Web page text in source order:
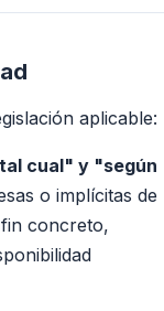
aplicable:
cual" y "según
o implícitas de
concreto,